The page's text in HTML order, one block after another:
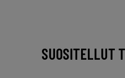
SUOSITELLUT